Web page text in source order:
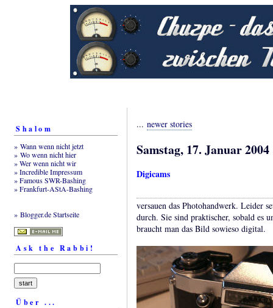
Shalom
» Wann wenn nicht jetzt
» Wo wenn nicht hier
» Wer wenn nicht wir
» Incredible Impressum
» Famous SWR-Bashing
» Frankfurt-AStA-Bashing
» Blogger.de Startseite
Ask the Rabbi!
Über ...
... newer stories
Samstag, 17. Januar 2004
Digicams
versauen das Photohandwerk. Leider
durch. Sie sind praktischer, sobald es
braucht man das Bild sowieso digital.